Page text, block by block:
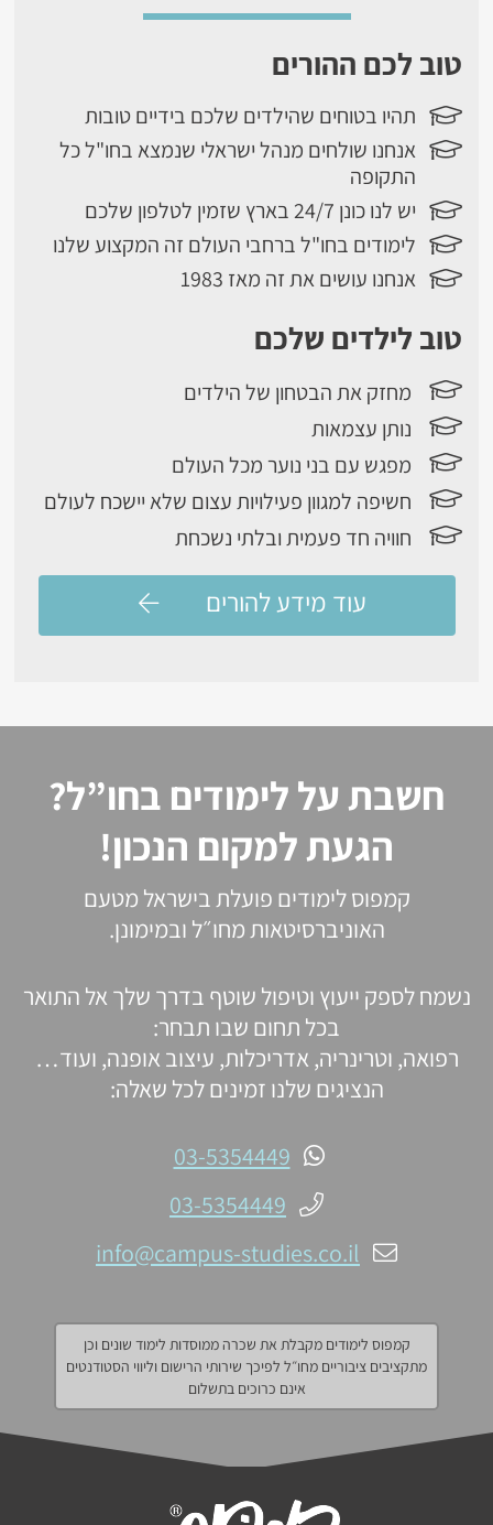
טוב לכם ההורים
תהיו בטוחים שהילדים שלכם בידיים טובות
אנחנו שולחים מנהל ישראלי שנמצא בחו"ל כל
התקופה
יש לנו כונן 24/7 בארץ שזמין לטלפון שלכם
לימודים בחו"ל ברחבי העולם זה המקצוע שלנו
אנחנו עושים את זה מאז 1983
טוב לילדים שלכם
מחזק את הבטחון של הילדים
נותן עצמאות
מפגש עם בני נוער מכל העולם
חשיפה למגוון פעילויות עצום שלא יישכח לעולם
חוויה חד פעמית ובלתי נשכחת
עוד מידע להורים
חשבת על לימודים בחו”ל?
הגעת למקום הנכון!
קמפוס לימודים פועלת בישראל מטעם
האוניברסיטאות מחו״ל ובמימונן.
נשמח לספק ייעוץ וטיפול שוטף בדרך שלך אל התואר
בכל תחום שבו תבחר:
רפואה, וטרינריה, אדריכלות, עיצוב אופנה, ועוד…
הנציגים שלנו זמינים לכל שאלה:
03-5354449
03-5354449
info@campus-studies.co.il
קמפוס לימודים מקבלת את שכרה ממוסדות לימוד שונים וכן
מתקציבים ציבוריים מחו״ל לפיכך שירותי הרישום וליווי הסטודנטים
אינם כרוכים בתשלום